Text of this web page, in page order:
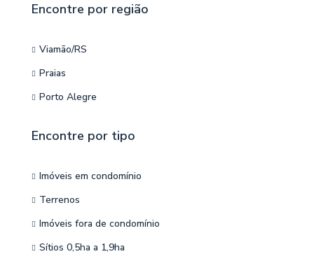
Encontre por região
Viamão/RS
Praias
Porto Alegre
Encontre por tipo
Imóveis em condomínio
Terrenos
Imóveis fora de condomínio
Sítios 0,5ha a 1,9ha